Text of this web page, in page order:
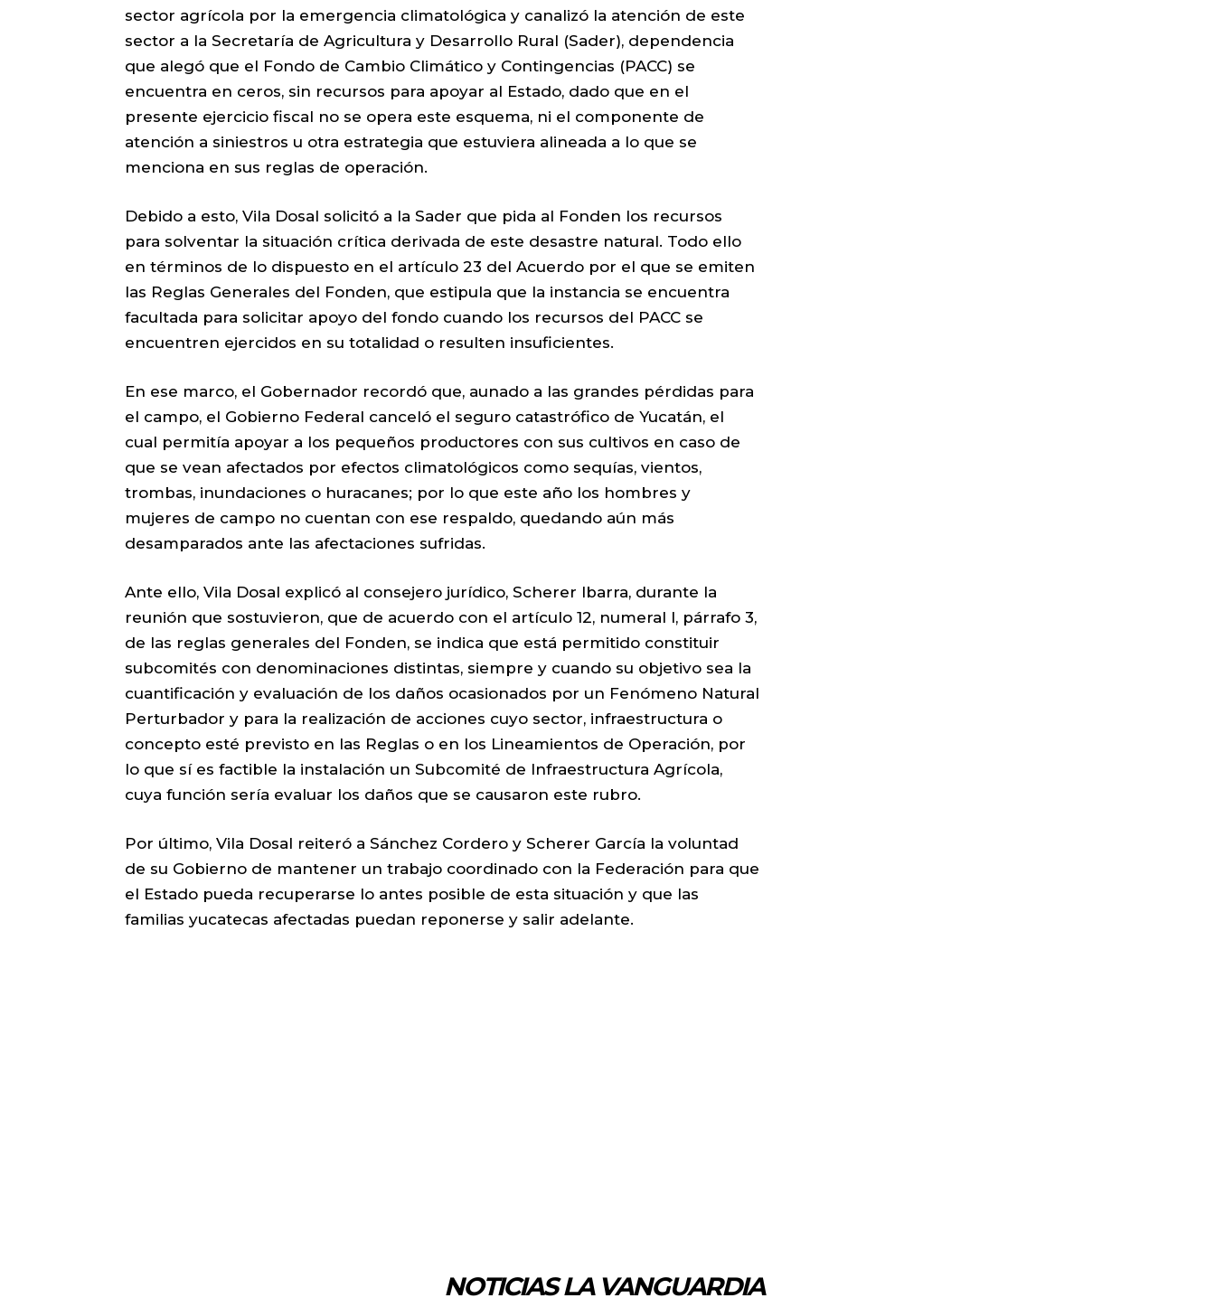
sector agrícola por la emergencia climatológica y canalizó la atención de este
sector a la Secretaría de Agricultura y Desarrollo Rural (Sader), dependencia
que alegó que el Fondo de Cambio Climático y Contingencias (PACC) se
encuentra en ceros, sin recursos para apoyar al Estado, dado que en el
presente ejercicio fiscal no se opera este esquema, ni el componente de
atención a siniestros u otra estrategia que estuviera alineada a lo que se
menciona en sus reglas de operación.
Debido a esto, Vila Dosal solicitó a la Sader que pida al Fonden los recursos
para solventar la situación crítica derivada de este desastre natural. Todo ello
en términos de lo dispuesto en el artículo 23 del Acuerdo por el que se emiten
las Reglas Generales del Fonden, que estipula que la instancia se encuentra
facultada para solicitar apoyo del fondo cuando los recursos del PACC se
encuentren ejercidos en su totalidad o resulten insuficientes.
En ese marco, el Gobernador recordó que, aunado a las grandes pérdidas para
el campo, el Gobierno Federal canceló el seguro catastrófico de Yucatán, el
cual permitía apoyar a los pequeños productores con sus cultivos en caso de
que se vean afectados por efectos climatológicos como sequías, vientos,
trombas, inundaciones o huracanes; por lo que este año los hombres y
mujeres de campo no cuentan con ese respaldo, quedando aún más
desamparados ante las afectaciones sufridas.
Ante ello, Vila Dosal explicó al consejero jurídico, Scherer Ibarra, durante la
reunión que sostuvieron, que de acuerdo con el artículo 12, numeral I, párrafo 3,
de las reglas generales del Fonden, se indica que está permitido constituir
subcomités con denominaciones distintas, siempre y cuando su objetivo sea la
cuantificación y evaluación de los daños ocasionados por un Fenómeno Natural
Perturbador y para la realización de acciones cuyo sector, infraestructura o
concepto esté previsto en las Reglas o en los Lineamientos de Operación, por
lo que sí es factible la instalación un Subcomité de Infraestructura Agrícola,
cuya función sería evaluar los daños que se causaron este rubro.
Por último, Vila Dosal reiteró a Sánchez Cordero y Scherer García la voluntad
de su Gobierno de mantener un trabajo coordinado con la Federación para que
el Estado pueda recuperarse lo antes posible de esta situación y que las
familias yucatecas afectadas puedan reponerse y salir adelante.
NOTICIAS LA VANGUARDIA